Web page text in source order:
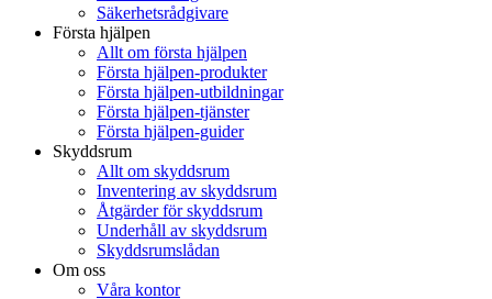
Säkerhetsrådgivare
Första hjälpen
Allt om första hjälpen
Första hjälpen-produkter
Första hjälpen-utbildningar
Första hjälpen-tjänster
Första hjälpen-guider
Skyddsrum
Allt om skyddsrum
Inventering av skyddsrum
Åtgärder för skyddsrum
Underhåll av skyddsrum
Skyddsrumslådan
Om oss
Våra kontor